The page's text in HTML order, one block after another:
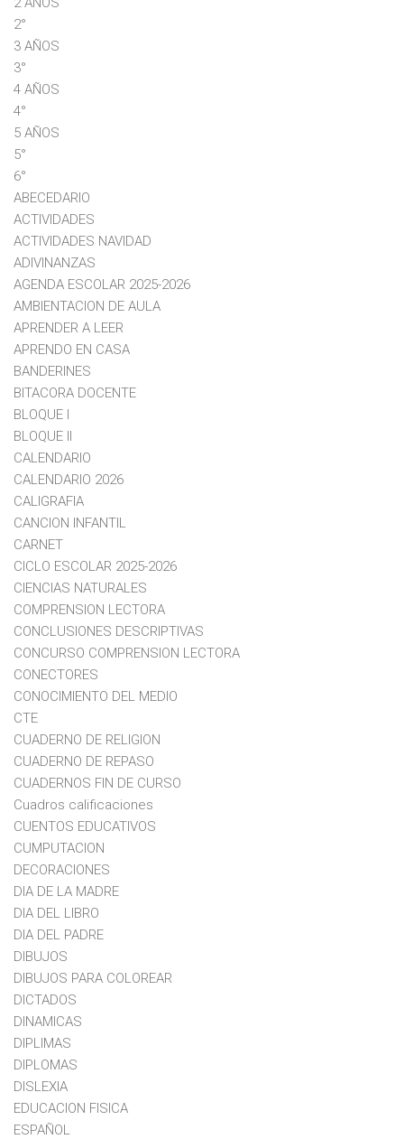
2°
3 AÑOS
3°
4 AÑOS
4°
5 AÑOS
5°
6°
ABECEDARIO
ACTIVIDADES
ACTIVIDADES NAVIDAD
ADIVINANZAS
AGENDA ESCOLAR 2025-2026
AMBIENTACION DE AULA
APRENDER A LEER
APRENDO EN CASA
BANDERINES
BITACORA DOCENTE
BLOQUE I
BLOQUE II
CALENDARIO
CALENDARIO 2026
CALIGRAFIA
CANCION INFANTIL
CARNET
CICLO ESCOLAR 2025-2026
CIENCIAS NATURALES
COMPRENSION LECTORA
CONCLUSIONES DESCRIPTIVAS
CONCURSO COMPRENSION LECTORA
CONECTORES
CONOCIMIENTO DEL MEDIO
CTE
CUADERNO DE RELIGION
CUADERNO DE REPASO
CUADERNOS FIN DE CURSO
Cuadros calificaciones
CUENTOS EDUCATIVOS
CUMPUTACION
DECORACIONES
DIA DE LA MADRE
DIA DEL LIBRO
DIA DEL PADRE
DIBUJOS
DIBUJOS PARA COLOREAR
DICTADOS
DINAMICAS
DIPLIMAS
DIPLOMAS
DISLEXIA
EDUCACION FISICA
ESPAÑOL